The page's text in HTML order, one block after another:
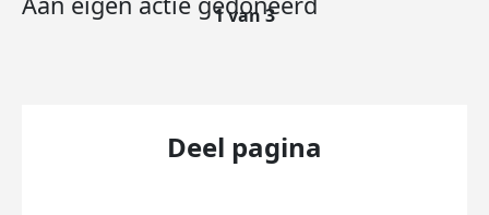
1 van 3
Deel pagina